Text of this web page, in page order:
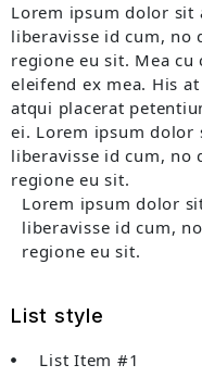
Lorem ipsum dolor sit
liberavisse id cum,
regione eu sit. Mea
eleifend ex mea. His
atqui placerat
ei. Lorem ipsum dolor
liberavisse id cum,
regione eu sit.
Lorem ipsum dolor
liberavisse id cum,
regione eu sit.
List style
List Item #1